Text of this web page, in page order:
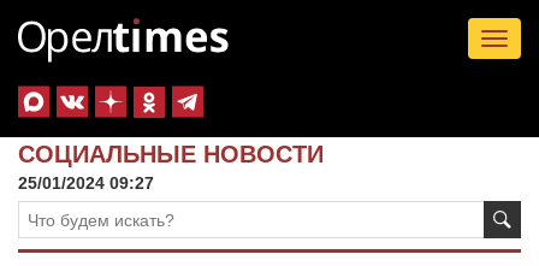
СОЦИАЛЬНЫЕ НОВОСТИ
25/01/2024 09:27